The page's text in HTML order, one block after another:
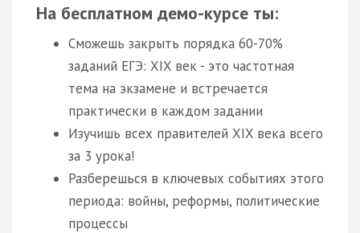
На бесплатном демо-курсе ты:
Сможешь закрыть порядка 60-70%
заданий ЕГЭ: XIX век - это частотная
тема на экзамене и встречается
практически в каждом задании
Изучишь всех правителей XIX века всего
за 3 урока!
Разберешься в ключевых событиях этого
периода: войны, реформы, политические
процессы